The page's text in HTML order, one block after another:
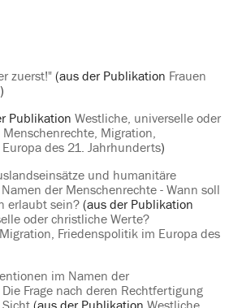
zuerst!"(aus der Publikation Frauen
)
Publikation Westliche, universelle oder
Migration,
des 21. Jahrhunderts)
und humanitäre
der Menschenrechte - Wann soll
erlaubt sein?(aus der Publikation
oder christliche Werte?
Friedenspolitik im Europa des
im Namen der
Frage nach deren Rechtfertigung